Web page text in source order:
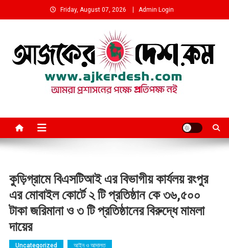
to
Friday, August 07, 2026 Admin Login
কুড়িগ্রামে বিএসটিআই এর বিভাগীয় কার্যলয় রংপুর
এর মোবাইল কোর্টে ২ টি প্রতিষ্ঠান কে ৩৬,৫০০
টাকা জরিমানা ও ৩ টি প্রতিষ্ঠানের বিরুদ্ধে মামলা
দায়ের
Uncategorized আইন ও আদালত